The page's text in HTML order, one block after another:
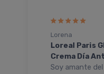
Lorena
Loreal Paris
Crema Día
Soy amante